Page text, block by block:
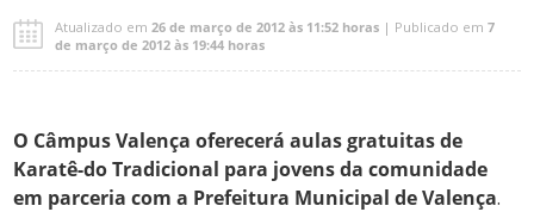
Atualizado em26 de março de 2012 às 11:52 horas | Publicado em7
de março de 2012 às 19:44 horas
O Câmpus Valença oferecerá aulas gratuitas de
Karatê-do Tradicional para jovens da comunidade
em parceria com a Prefeitura Municipal de Valença.